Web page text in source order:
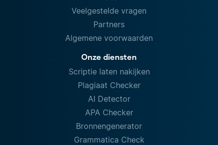
Veelgestelde vragen
Partners
Algemene voorwaarden
Onze diensten
Scriptie laten nakijken
Plagiaat Checker
AI Detector
APA Checker
Bronnengenerator
Grammatica Check